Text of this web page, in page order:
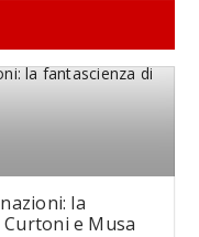
la
e Musa